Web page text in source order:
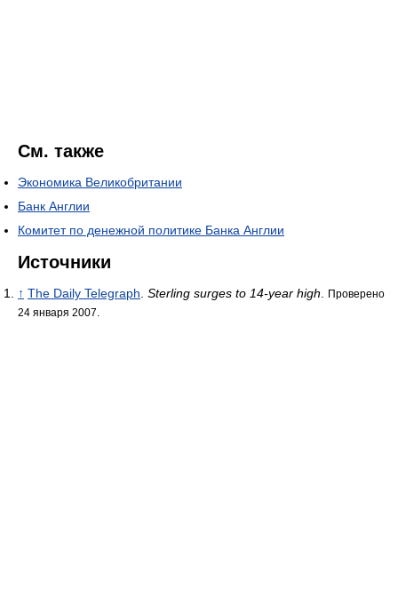
См. также
Экономика Великобритании
Банк Англии
Комитет по денежной политике Банка Англии
Источники
↑ The Daily Telegraph Sterling surges to 14-year high
Проверено
24 января 2007.